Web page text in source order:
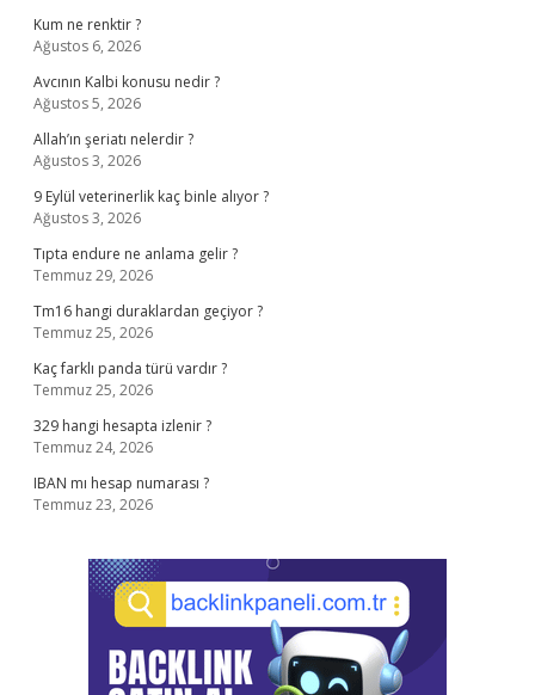
Kum ne renktir ?
Ağustos 6, 2026
Avcının Kalbi konusu nedir ?
Ağustos 5, 2026
Allah’ın şeriatı nelerdir ?
Ağustos 3, 2026
9 Eylül veterinerlik kaç binle alıyor ?
Ağustos 3, 2026
Tıpta endure ne anlama gelir ?
Temmuz 29, 2026
Tm16 hangi duraklardan geçiyor ?
Temmuz 25, 2026
Kaç farklı panda türü vardır ?
Temmuz 25, 2026
329 hangi hesapta izlenir ?
Temmuz 24, 2026
IBAN mı hesap numarası ?
Temmuz 23, 2026